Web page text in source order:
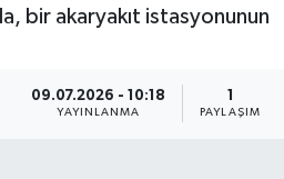
bir akaryakıt istasyonunun
09.07.2026 - 10:18
YAYINLANMA
1
PAYLAŞIM